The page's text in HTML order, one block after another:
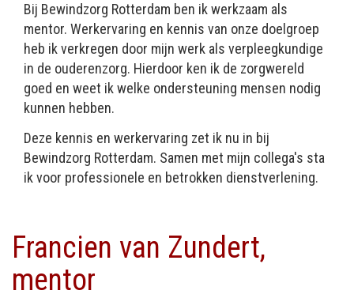
Bij Bewindzorg Rotterdam ben ik werkzaam als
mentor. Werkervaring en kennis van onze doelgroep
heb ik verkregen door mijn werk als verpleegkundige
in de ouderenzorg. Hierdoor ken ik de zorgwereld
goed en weet ik welke ondersteuning mensen nodig
kunnen hebben.
Deze kennis en werkervaring zet ik nu in bij
Bewindzorg Rotterdam. Samen met mijn collega's sta
ik voor professionele en betrokken dienstverlening.
Francien van Zundert,
mentor